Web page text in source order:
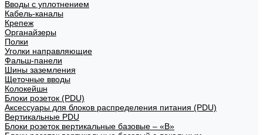
Вводы с уплотнением
Кабель-каналы
Крепеж
Органайзеры
Полки
Уголки направляющие
Фальш-панели
Шины заземления
Щеточные вводы
Колокейшн
Блоки розеток (PDU)
Аксессуары для блоков распределения питания (PDU)
Вертикальные PDU
Блоки розеток вертикальные базовые – «В»